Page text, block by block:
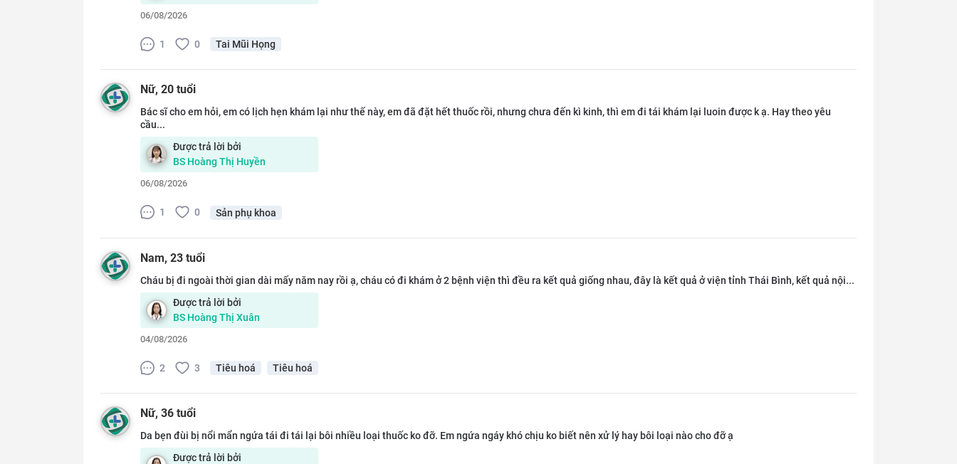
06/08/2026
1 0 Tai Mũi Họng
Nữ, 20 tuổi
Bác sĩ cho em hỏi, em có lịch hẹn khám lại như thế này, em đã đặt hết thuốc rồi, nhưng chưa đến kì kinh, thì em đi tái khám lại luoin được k ạ. Hay theo yêu
cầu...
Được trả lời bởi
BS Hoàng Thị Huyền
06/08/2026
1 0 Sản phụ khoa
Nam, 23 tuổi
Cháu bị đi ngoài thời gian dài mấy năm nay rồi ạ, cháu có đi khám ở 2 bệnh viện thì đều ra kết quả giống nhau, đây là kết quả ở viện tỉnh Thái Bình, kết quả nội...
Được trả lời bởi
BS Hoàng Thị Xuân
04/08/2026
2 3 Tiêu hoá Tiêu hoá
Nữ, 36 tuổi
Da bẹn đùi bị nổi mẩn ngứa tái đi tái lại bôi nhiều loại thuốc ko đỡ. Em ngứa ngáy khó chịu ko biết nên xử lý hay bôi loại nào cho đỡ ạ
Được trả lời bởi